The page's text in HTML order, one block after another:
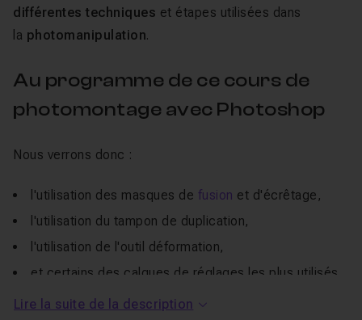
différentes techniques et étapes utilisées dans
la photomanipulation.
Au programme de ce cours de
photomontage avec Photoshop
Nous verrons donc :
l'utilisation des masques de fusion et d'écrêtage,
l'utilisation du tampon de duplication,
l'utilisation de l'outil déformation,
et certains des calques de réglages les plus utilisés
au résultat final.
Lire la suite de la description